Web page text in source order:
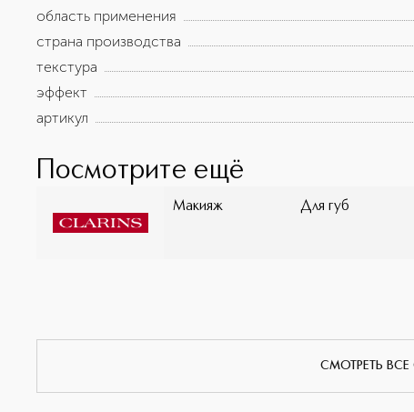
область применения
страна производства
текстура
эффект
артикул
Посмотрите ещё
Макияж Для губ
СМОТРЕТЬ ВСЕ